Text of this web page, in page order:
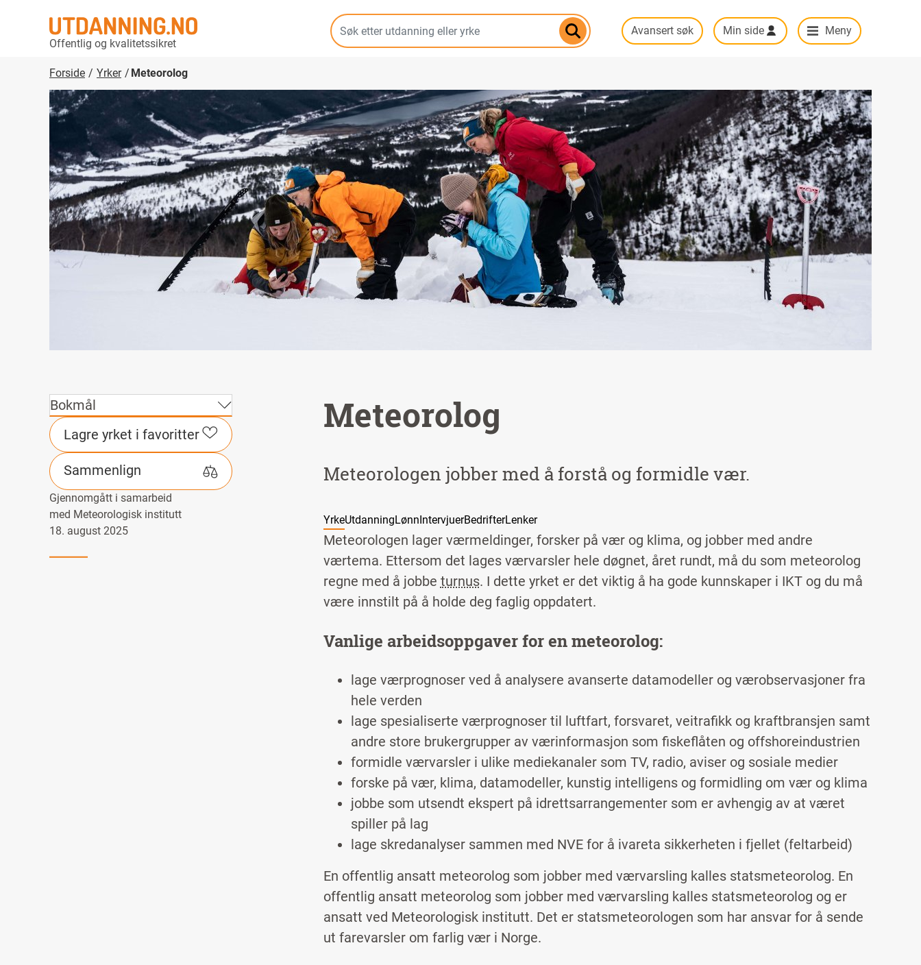
hovedinnhold
Offentlig og kvalitetssikret
Avansert søk Min side Meny
Forside Yrker Meteorolog
Bokmål
Lagre yrket i favoritter
Sammenlign
Gjennomgått i samarbeid
med Meteorologisk institutt
18. august 2025
Meteorolog
Meteorologen jobber med å forstå og formidle vær.
YrkeUtdanningLønnIntervjuerBedrifterLenker
Meteorologen lager værmeldinger, forsker på vær og klima, og jobber med andre
værtema. Ettersom det lages værvarsler hele døgnet, året rundt, må du som meteorolog
regne med å jobbe turnus. I dette yrket er det viktig å ha gode kunnskaper i IKT og du må
være innstilt på å holde deg faglig oppdatert.
Vanlige arbeidsoppgaver for en meteorolog:
lage værprognoser ved å analysere avanserte datamodeller og værobservasjoner fra
hele verden
lage spesialiserte værprognoser til luftfart, forsvaret, veitrafikk og kraftbransjen samt
andre store brukergrupper av værinformasjon som fiskeflåten og offshoreindustrien
formidle værvarsler i ulike mediekanaler som TV, radio, aviser og sosiale medier
forske på vær, klima, datamodeller, kunstig intelligens og formidling om vær og klima
jobbe som utsendt ekspert på idrettsarrangementer som er avhengig av at været
spiller på lag
lage skredanalyser sammen med NVE for å ivareta sikkerheten i fjellet (feltarbeid)
En offentlig ansatt meteorolog som jobber med værvarsling kalles statsmeteorolog. En
offentlig ansatt meteorolog som jobber med værvarsling kalles statsmeteorolog og er
ansatt ved Meteorologisk institutt. Det er statsmeteorologen som har ansvar for å sende
ut farevarsler om farlig vær i Norge.